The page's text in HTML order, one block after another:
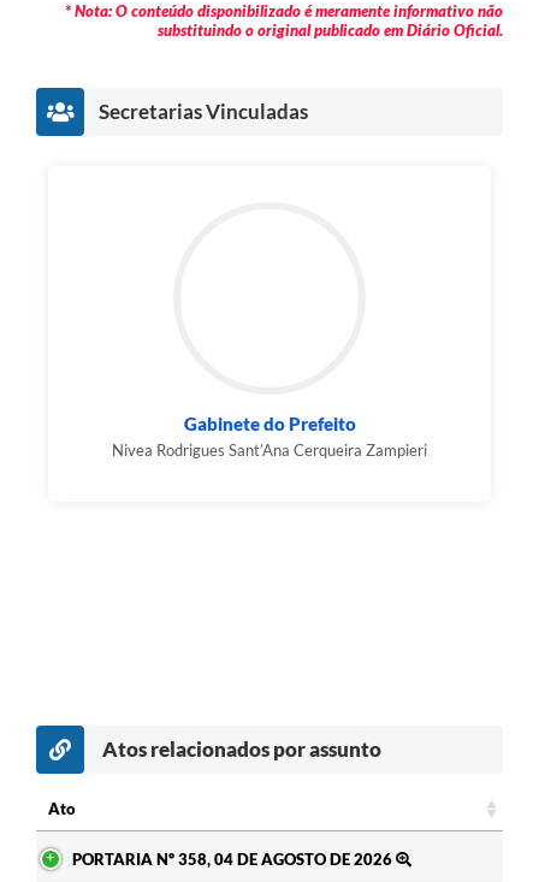
* Nota: O conteúdo disponibilizado é meramente informativo não
substituindo o original publicado em Diário Oficial.
Secretarias Vinculadas
Gabinete do Prefeito
Nivea Rodrigues Sant’Ana Cerqueira Zampieri
Atos relacionados por assunto
Ato
PORTARIA Nº 358, 04 DE AGOSTO DE 2026